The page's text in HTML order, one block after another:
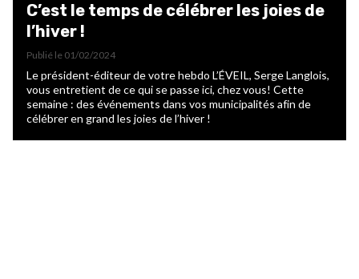
C’est le temps de célébrer les joies de
l’hiver !
Publié le 01/02/2024
Le président-éditeur de votre hebdo L’ÉVEIL, Serge Langlois,
vous entretient de ce qui se passe ici, chez vous! Cette
semaine : des événements dans vos municipalités afin de
célébrer en grand les joies de l’hiver !